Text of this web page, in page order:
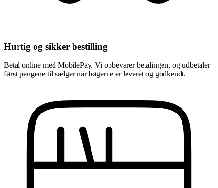
Hurtig og sikker bestilling
Betal online med MobilePay. Vi opbevarer betalingen, og udbetaler
først pengene til sælger når bøgerne er leveret og godkendt.